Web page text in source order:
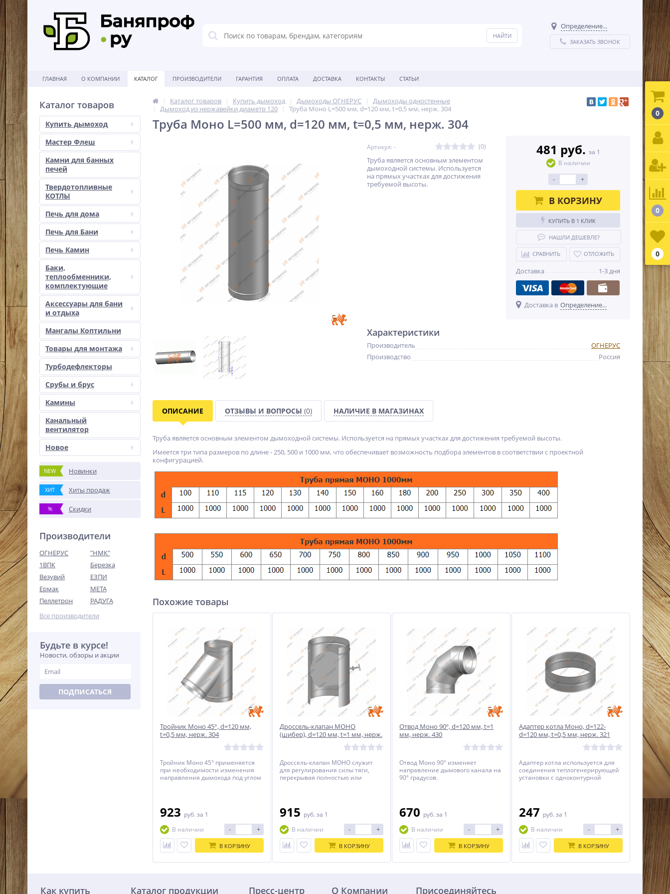
Определение...
ЗАКАЗАТЬ ЗВОНОК
ГЛАВНАЯ О КОМПАНИИ КАТАЛОГ ПРОИЗВОДИТЕЛИ ГАРАНТИЯ ОПЛАТА ДОСТАВКА КОНТАКТЫ СТАТЬИ
Каталог товаров
Купить дымоход
Мастер Флеш
Камни для банных
печей
Твердотопливные
КОТЛЫ
Печь для дома
Печь для Бани
Печь Камин
Баки,
теплообменники,
комплектующие
Аксессуары для бани
и отдыха
Мангалы Коптильни
Товары для монтажа
Турбодефлекторы
Срубы и брус
Камины
Канальный
вентилятор
Новое
NEW Новинки
ХИТ Хиты продаж
% Скидки
Производители
ОГНЕРУС
"НМК"
1ВПК
Березка
Везувий
ЕЗПИ
Ермак
МЕТА
Пеллетрон
РАДУГА
Все производители
Будьте в курсе!
Новости, обзоры и акции
ПОДПИСАТЬСЯ
Каталог товаров Купить дымоход Дымоходы ОГНЕРУС
Дымоходы одностенные
Дымоход из нержавейки диаметр 120
Труба Моно L=500 мм, d=120 мм, t=0,5 мм, нерж. 304
Труба Моно L=500 мм, d=120 мм, t=0,5 мм, нерж. 304
Артикул: - (0)
Труба является основным элементом
дымоходной системы. Используется
на прямых участках для достижения
требуемой высоты.
481 руб. за 1
В наличии
- +
В КОРЗИНУ
КУПИТЬ В 1 КЛИК
НАШЛИ ДЕШЕВЛЕ?
СРАВНИТЬ ОТЛОЖИТЬ
Доставка 1-3 дня
Доставка в Определение...
Характеристики
Производитель
ОГНЕРУС
Производство
Россия
ОПИСАНИЕ ОТЗЫВЫ И ВОПРОСЫ (0) НАЛИЧИЕ В МАГАЗИНАХ
Труба является основным элементом дымоходной системы. Используется на прямых участках для достижения требуемой высоты.
Имеется три типа размеров по длине - 250, 500 и 1000 мм, что обеспечивает возможность подбора элементов в соответствии с проектной
конфигурацией.
Похожие товары
Тройник Моно 45°, d=120 мм,
t=0,5 мм, нерж. 304
Тройник Моно 45° применяется
при необходимости изменения
направления дымохода под углом
923 руб. за 1
В наличии
- +
В КОРЗИНУ
Дроссель-клапан МОНО
(шибер), d=120 мм, t=1 мм, нерж.
Дроссель-клапан МОНО служит
для регулирования силы тяги,
перекрывая полностью или
когда отопительный прибор не
используется.
915 руб. за 1
В наличии
- +
В КОРЗИНУ
Отвод Моно 90º, d=120 мм, t=1
мм, нерж. 430
Отвод Моно 90º изменяет
направление дымового канала на
90º градусов.
670 руб. за 1
В наличии
- +
В КОРЗИНУ
Адаптер котла Моно, d=122-
d=120 мм, t=0,5 мм, нерж. 321
Адаптер котла используется для
соединения теплогенерирующей
установки с одноконтурной
247 руб. за 1
В наличии
- +
В КОРЗИНУ
Как купить Каталог продукции Пресс-центр О Компании Присоединяйтесь
0
0
0